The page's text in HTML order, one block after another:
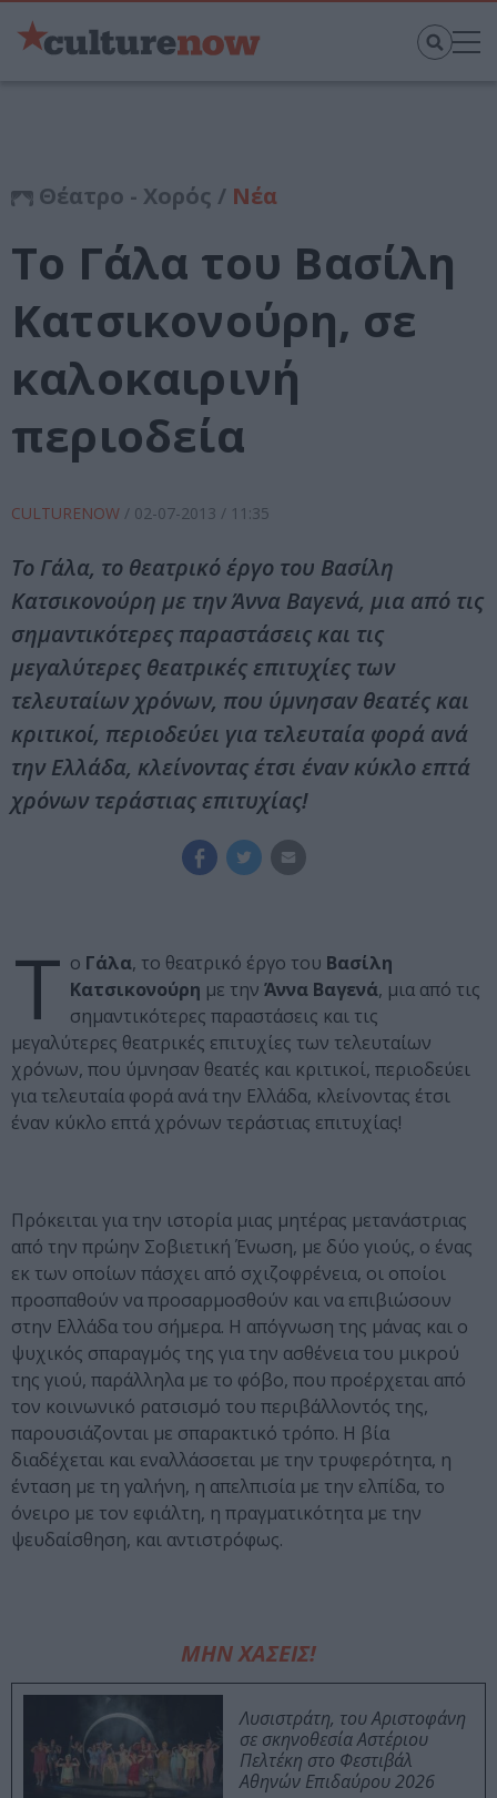
Θέατρο - Χορός / Νέα
Το Γάλα του Βασίλη
Κατσικονούρη, σε
καλοκαιρινή
περιοδεία
CULTURENOW / 02-07-2013 / 11:35
Το Γάλα, το θεατρικό έργο του Βασίλη
Κατσικονούρη με την Άννα Βαγενά, μια από τις
σημαντικότερες παραστάσεις και τις
μεγαλύτερες θεατρικές επιτυχίες των
τελευταίων χρόνων, που ύμνησαν θεατές και
κριτικοί, περιοδεύει για τελευταία φορά ανά
την Ελλάδα, κλείνοντας έτσι έναν κύκλο επτά
χρόνων τεράστιας επιτυχίας!
Τ ο Γάλα, το θεατρικό έργο του Βασίλη
Κατσικονούρη με την Άννα Βαγενά, μια από τις
σημαντικότερες παραστάσεις και τις
μεγαλύτερες θεατρικές επιτυχίες των τελευταίων
χρόνων, που ύμνησαν θεατές και κριτικοί, περιοδεύει
για τελευταία φορά ανά την Ελλάδα, κλείνοντας έτσι
έναν κύκλο επτά χρόνων τεράστιας επιτυχίας!
Πρόκειται για την ιστορία μιας μητέρας μετανάστριας
από την πρώην Σοβιετική Ένωση, με δύο γιούς, ο ένας
εκ των οποίων πάσχει από σχιζοφρένεια, οι οποίοι
προσπαθούν να προσαρμοσθούν και να επιβιώσουν
στην Ελλάδα του σήμερα. Η απόγνωση της μάνας και ο
ψυχικός σπαραγμός της για την ασθένεια του μικρού
της γιού, παράλληλα με το φόβο, που προέρχεται από
τον κοινωνικό ρατσισμό του περιβάλλοντός της,
παρουσιάζονται με σπαρακτικό τρόπο. Η βία
διαδέχεται και εναλλάσσεται με την τρυφερότητα, η
ένταση με τη γαλήνη, η απελπισία με την ελπίδα, το
όνειρο με τον εφιάλτη, η πραγματικότητα με την
ψευδαίσθηση, και αντιστρόφως.
ΜΗΝ ΧΑΣΕΙΣ!
Λυσιστράτη, του Αριστοφάνη
σε σκηνοθεσία Αστέριου
Πελτέκη στο Φεστιβάλ
Αθηνών Επιδαύρου 2026